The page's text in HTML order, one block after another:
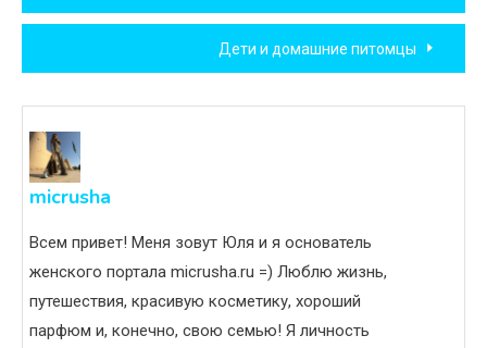
по
записям
Дети и домашние питомцы
micrusha
Всем привет! Меня зовут Юля и я основатель
женского портала micrusha.ru =) Люблю жизнь,
путешествия, красивую косметику, хороший
парфюм и, конечно, свою семью! Я личность